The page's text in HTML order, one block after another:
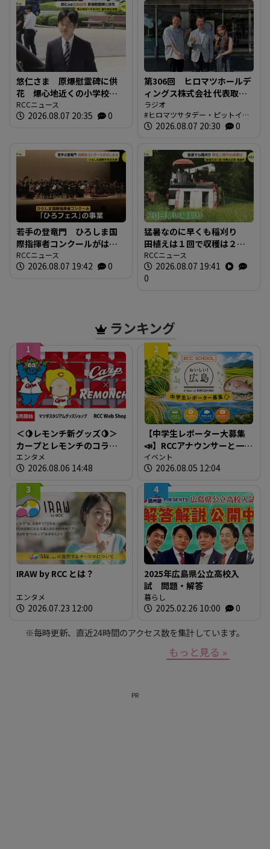
悠仁さま 原爆慰霊碑に供
花 爆心地近くの小学校も
訪問 「被爆体験を若い世
代に繋いでいくことが大
RCCニュース
2026.08.07 20:35 0
第306回 ヒロマツホールデ
ィングス株式会社 代表取締
役社長 槙本良二さん 前編
【ヒロマツ サタデー・ピッ
トイン】
ラジオ
ヒロマツサタデー・ピットイン
ブログ2026.08.07 20:30 0
若手の登竜門 ひろしま国
際指揮者コンクールがはじ
まる 表現力や指揮の技術
を競う 広島市
RCCニュース
2026.08.07 19:42 0
猛暑なのに早くも稲刈り
田植えは１回で収穫は２
回 コメの再生二期作の成
果は 広島県尾道市
RCCニュース
2026.08.07 19:41
0
ランキング
1
＜🍋レモンチ新グッズ🍋＞
カープとレモンチのコラボ
グッズが登場！
エンタメ
2026.08.06 14:48
2
【中学生レポーター大募集
📣】RCCアナウンサーと一緒
に「広島の食」の現場を取
材しよう！
イベント
2026.08.05 12:04
3
IRAW by RCC とは？
エンタメ
2026.07.23 12:00
4
2025年広島県公立高校入
試 問題・解答
暮らし
2025.02.26 10:00 0
※毎時更新、直近24時間のアクセス数を集計しています。
もっと見る »
PR